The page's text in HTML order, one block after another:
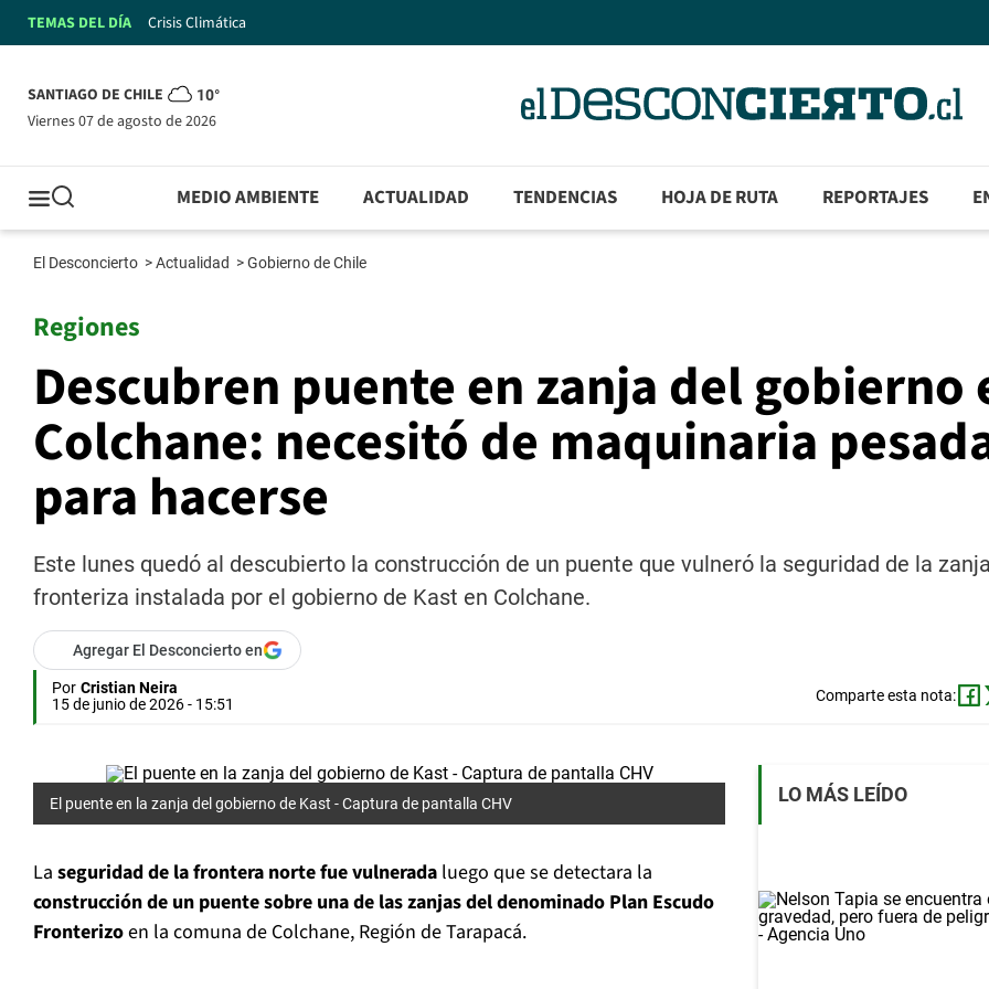
TEMAS DEL DÍA Crisis Climática
SANTIAGO DE CHILE 10°
viernes 07 de agosto de 2026
MEDIO AMBIENTE ACTUALIDAD TENDENCIAS HOJA DE RUTA REPORTAJES
El Desconcierto >Actualidad >Gobierno de Chile
Regiones
Descubren puente en zanja del gobierno
Colchane: necesitó de maquinaria
para hacerse
Este lunes quedó al descubierto la construcción de un puente que vulneró la seguridad de la
fronteriza instalada por el gobierno de Kast en Colchane.
Agregar El Desconcierto en
Por Cristian Neira
15 de junio de 2026 - 15:51
Comparte esta nota:
El puente en la zanja del gobierno de Kast -Captura de pantalla CHV
La seguridad de la frontera norte fue vulnerada luego que se detectara la
construcción de un puente sobre una de las zanjas del denominado Plan Escudo
Fronterizoen la comuna de Colchane, Región de Tarapacá.
LO MÁS LEÍDO